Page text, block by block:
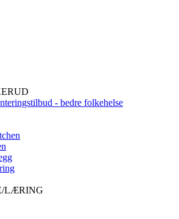
- bedre folkehelse
LÆRING